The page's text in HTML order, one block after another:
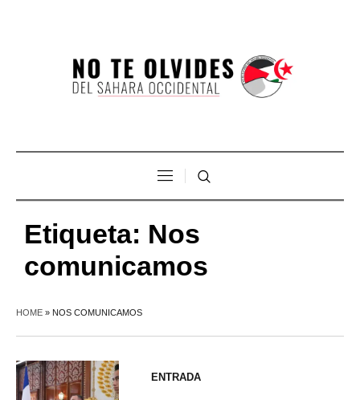
Etiqueta: Nos
comunicamos
HOME » NOS COMUNICAMOS
ENTRADA